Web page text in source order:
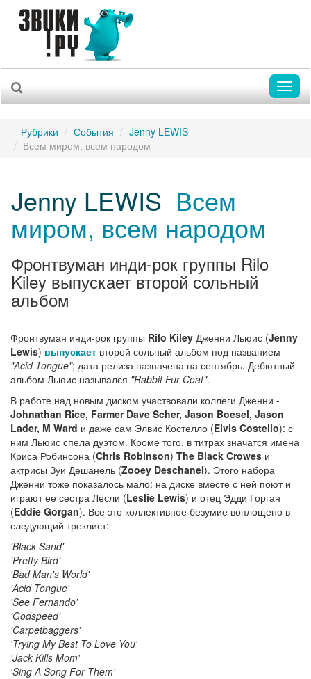
Рубрики События
Jenny LEWIS
Всем миром, всем народом
Jenny LEWIS Всем
миром, всем народом
Фронтвуман инди-рок группы Rilo
Kiley выпускает второй сольный
альбом
Фронтвуман инди-рок группы Rilo Kiley Дженни Льюис (Jenny
Lewis) выпускает второй сольный альбом под названием
"Acid Tongue"; дата релиза назначена на сентябрь. Дебютный
альбом Льюис назывался "Rabbit Fur Coat".
В работе над новым диском участвовали коллеги Дженни -
Johnathan Rice, Farmer Dave Scher, Jason Boesel, Jason
Lader, M Ward и даже сам Элвис Костелло (Elvis Costello): с
ним Льюис спела дуэтом. Кроме того, в титрах значатся имена
Криса Робинсона (Chris Robinson) The Black Crowes и
актрисы Зуи Дешанель (Zooey Deschanel). Этого набора
Дженни тоже показалось мало: на диске вместе с ней поют и
играют ее сестра Лесли (Leslie Lewis) и отец Эдди Горган
(Eddie Gorgan). Все это коллективное безумие воплощено в
следующий треклист:
'Black Sand'
'Pretty Bird'
'Bad Man's World'
'Acid Tongue'
'See Fernando'
'Godspeed'
'Carpetbaggers'
'Trying My Best To Love You'
'Jack Kills Mom'
'Sing A Song For Them'